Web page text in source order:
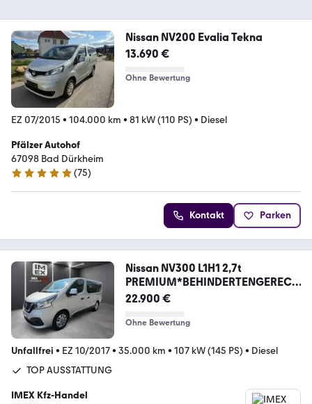
Nissan NV200 Evalia Tekna
13.690 €
Ohne Bewertung
EZ 07/2015 • 104.000 km • 81 kW (110 PS) • Diesel
Pfälzer Autohof
67098 Bad Dürkheim
4.8 Sterne
(75)
Kontakt Parken
Nissan NV300 L1H1 2,7t
PREMIUM*BEHINDERTENGERECH
T-RAMPE
22.900 €
Ohne Bewertung
Unfallfrei • EZ 10/2017• 35.000 km • 107 kW (145 PS) • Diesel
TOP AUSSTATTUNG
IMEX Kfz-Handel